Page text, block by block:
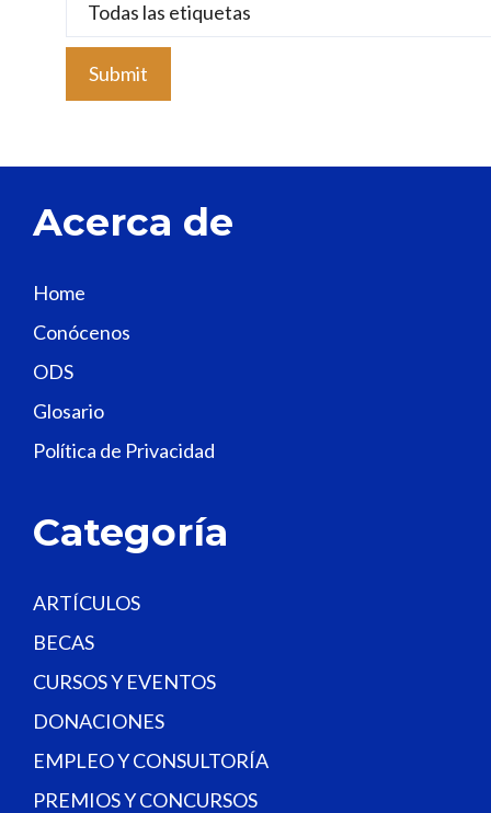
l
a
h
f
i
e
d
b
n
.
Acerca de
Home
Conócenos
ODS
Glosario
Política de Privacidad
Categoría
ARTÍCULOS
BECAS
CURSOS Y EVENTOS
DONACIONES
EMPLEO Y CONSULTORÍA
PREMIOS Y CONCURSOS